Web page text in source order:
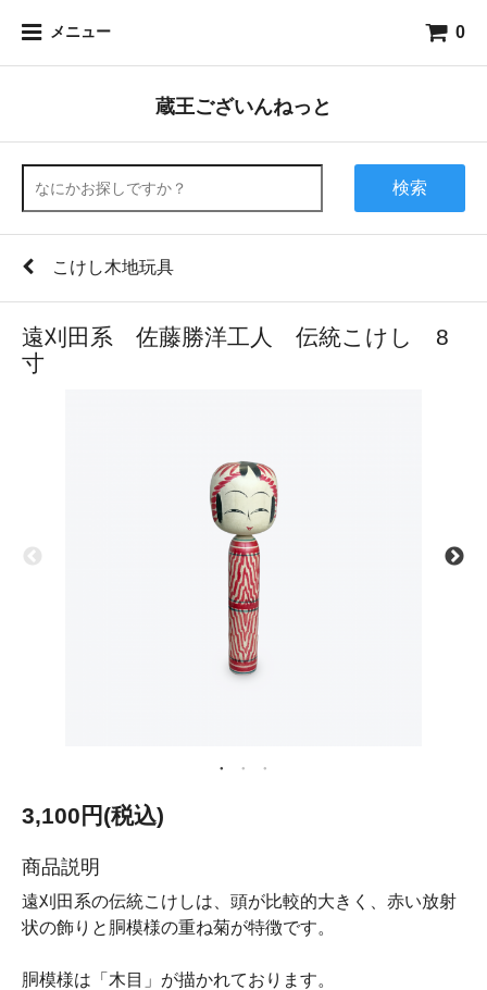
メニュー 0
蔵王ございんねっと
検索
こけし木地玩具
遠刈田系 佐藤勝洋工人 伝統こけし 8
寸
3,100円(税込)
商品説明
遠刈田系の伝統こけしは、頭が比較的大きく、赤い放射
状の飾りと胴模様の重ね菊が特徴です。
胴模様は「木目」が描かれております。